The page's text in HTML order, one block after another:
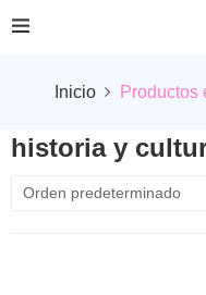
Inicio Productos
historia y